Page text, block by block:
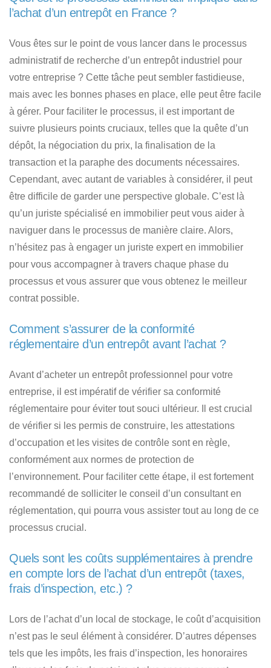
l’achat d’un entrepôt en France ?
Vous êtes sur le point de vous lancer dans le processus
administratif de recherche d’un entrepôt industriel pour
votre entreprise ? Cette tâche peut sembler fastidieuse,
mais avec les bonnes phases en place, elle peut être facile
à gérer. Pour faciliter le processus, il est important de
suivre plusieurs points cruciaux, telles que la quête d’un
dépôt, la négociation du prix, la finalisation de la
transaction et la paraphe des documents nécessaires.
Cependant, avec autant de variables à considérer, il peut
être difficile de garder une perspective globale. C’est là
qu’un juriste spécialisé en immobilier peut vous aider à
naviguer dans le processus de manière claire. Alors,
n’hésitez pas à engager un juriste expert en immobilier
pour vous accompagner à travers chaque phase du
processus et vous assurer que vous obtenez le meilleur
contrat possible.
Comment s’assurer de la conformité
réglementaire d’un entrepôt avant l’achat ?
Avant d’acheter un entrepôt professionnel pour votre
entreprise, il est impératif de vérifier sa conformité
réglementaire pour éviter tout souci ultérieur. Il est crucial
de vérifier si les permis de construire, les attestations
d’occupation et les visites de contrôle sont en règle,
conformément aux normes de protection de
l’environnement. Pour faciliter cette étape, il est fortement
recommandé de solliciter le conseil d’un consultant en
réglementation, qui pourra vous assister tout au long de ce
processus crucial.
Quels sont les coûts supplémentaires à prendre
en compte lors de l’achat d’un entrepôt (taxes,
frais d’inspection, etc.) ?
Lors de l’achat d’un local de stockage, le coût d’acquisition
n’est pas le seul élément à considérer. D’autres dépenses
tels que les impôts, les frais d’inspection, les honoraires